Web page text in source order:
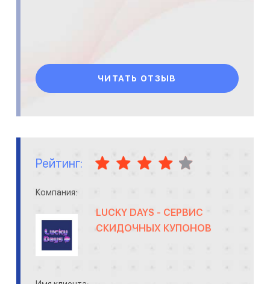
ЧИТАТЬ ОТЗЫВ
Рейтинг:
Компания:
LUCKY DAYS - СЕРВИС
СКИДОЧНЫХ КУПОНОВ